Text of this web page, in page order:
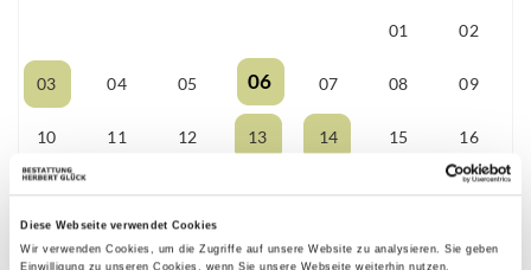
Diese Webseite verwendet Cookies
Wir verwenden Cookies, um die Zugriffe auf unsere Website zu analysieren. Sie geben
Einwilligung zu unseren Cookies, wenn Sie unsere Webseite weiterhin nutzen.
01 02
03 04 05 06 07 08 09
10 11 12 13 14 15 16
17 18 19 20 21 22 23
24 25 26 27 28 29 30